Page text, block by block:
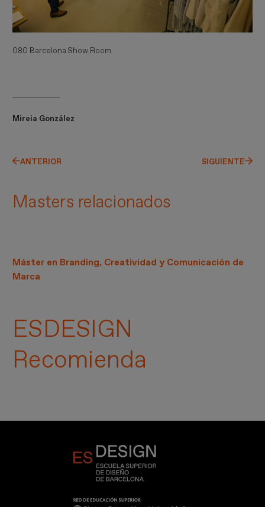
080 Barcelona Show Room
Mireia González
ANTERIOR SIGUIENTE
Masters relacionados
Máster en Branding, Creatividad y Comunicación de
Marca
ESDESIGN
Recomienda